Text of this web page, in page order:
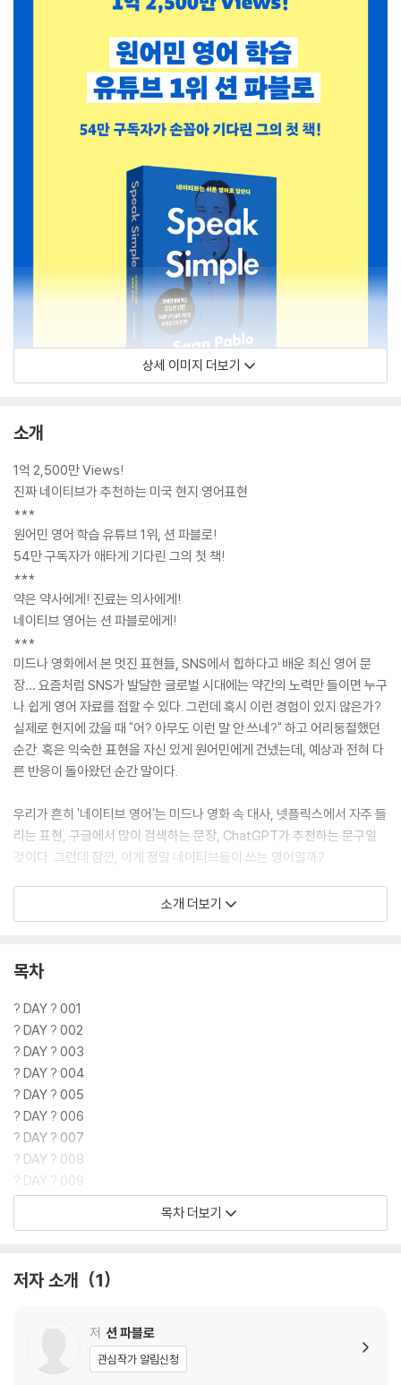
상세 이미지 더보기
소개
1억 2,500만 Views!
진짜 네이티브가 추천하는 미국 현지 영어표현
***
원어민 영어 학습 유튜브 1위, 션 파블로!
54만 구독자가 애타게 기다린 그의 첫 책!
***
약은 약사에게! 진료는 의사에게!
네이티브 영어는 션 파블로에게!
***
미드나 영화에서 본 멋진 표현들, SNS에서 힙하다고 배운 최신 영어 문
장… 요즘처럼 SNS가 발달한 글로벌 시대에는 약간의 노력만 들이면 누구
나 쉽게 영어 자료를 접할 수 있다. 그런데 혹시 이런 경험이 있지 않은가?
실제로 현지에 갔을 때 "어? 아무도 이런 말 안 쓰네?" 하고 어리둥절했던
순간. 혹은 익숙한 표현을 자신 있게 원어민에게 건넸는데, 예상과 전혀 다
른 반응이 돌아왔던 순간 말이다.
우리가 흔히 '네이티브 영어'는 미드나 영화 속 대사, 넷플릭스에서 자주 들
리는 표현, 구글에서 많이 검색하는 문장, ChatGPT가 추천하는 문구일
것이다. 그런데 잠깐, 이게 정말 네이티브들이 쓰는 영어일까?
뭐, 말만 통하면 되지 않냐고? 그렇다면 “찬밥 더운밥 가릴 처지가 아니
야.”를 영어로 말해보자. 그대로 직역해 I'm not in a position to choos
티브에게는 전혀 의미가 전달되지 않는다. 이럴 때는 “Beggars can't be
ach will explode.라고 하면 과격하게 들려서 상대가 당황할 수 있다. 원
어민이라면 이렇게 말할 것이다. “I'm stuffed.” 이처럼 쉬운 영어로도 얼
마든지 내가 하고픈 말을 네티브처럼 자연스럽게 말할 수 있다.
1억 2,500만 뷰! 구독자 54만! 국내 1위 원어민 영어 학습 유튜브 운영자,
미국인 영어 선생님 션 파블로! 한국어를 배우고 13년 동안 한국에서 생활
하며 수많은 실수와 시행착오를 겪은 덕분에, 그는 영어를 배우는 한국인
들의 고충을 누구보다 깊이 이해하고 있다. “진짜 네이티브가 쓰는 영어를
알려주자”는 마음으로 유튜브를 시작했고, 길거리 인터뷰, 문화 비교, 실
생활 표현 등 교과서에 없는 '살아있는 영어'로 가득한 그의 채널은 폭발적
쓰는 표현 중 한국인에게 꼭 필요한 500문장을 엄선해 담았다. 단순히 외
게 표현하는지를 익힐 수 있도록 구성했다. 직장, 여행, 친구, 가족과의 대
화 등 실생활에서 바로 써먹을 수 있는 표현을 쉽고 재미있는 예시와 대화
로 풀어냈다.
소개 더보기
목차
? DAY ? 001
? DAY ? 002
? DAY ? 003
? DAY ? 004
? DAY ? 005
? DAY ? 006
? DAY ? 007
? DAY ? 008
? DAY ? 009
? DAY ? 010
? DAY ? 014
? DAY ? 018
목차 더보기
저자 소개 1
저 션 파블로
관심작가 알림신청